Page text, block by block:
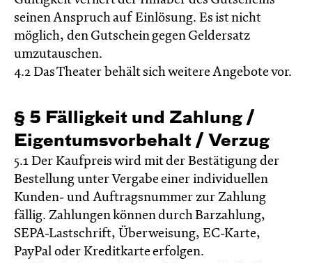
seinen Anspruch auf Einlösung. Es ist nicht
möglich, den Gutschein gegen Geldersatz
umzutauschen.
4.2 Das Theater behält sich weitere Angebote vor.
§ 5 Fälligkeit und Zahlung /
Eigentumsvorbehalt / Verzug
5.1 Der Kaufpreis wird mit der Bestätigung der
Bestellung unter Vergabe einer individuellen
Kunden- und Auftragsnummer zur Zahlung
fällig. Zahlungen können durch Barzahlung,
SEPA-Lastschrift, Überweisung, EC-Karte,
PayPal oder Kreditkarte erfolgen.